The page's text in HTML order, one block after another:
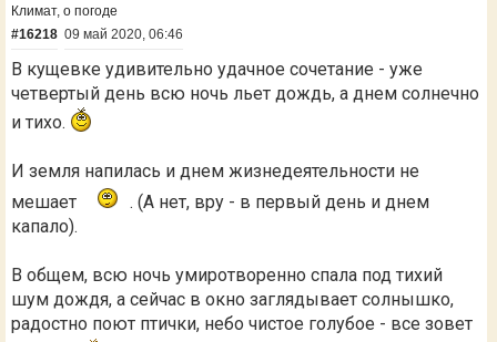
Климат, о погоде
#16218 09 май 2020, 06:46
В кущевке удивительно удачное сочетание - уже
четвертый день всю ночь льет дождь, а днем солнечно
и тихо.
И земля напилась и днем жизнедеятельности не
мешает
. (А нет, вру - в первый день и днем
капало).
В общем, всю ночь умиротворенно спала под тихий
шум дождя, а сейчас в окно заглядывает солнышко,
радостно поют птички, небо чистое голубое - все зовет